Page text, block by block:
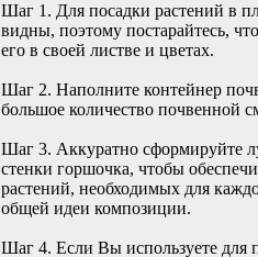
Шаг 1. Для посадки растений в
видны, поэтому постарайтесь,
его в своей листве и цветах.
Шаг 2. Наполните контейнер
большое количество почвенной
Шаг 3. Аккуратно сформируйте
стенки горшочка, чтобы
растений, необходимых для
общей идеи композиции.
Шаг 4. Если Вы используете для